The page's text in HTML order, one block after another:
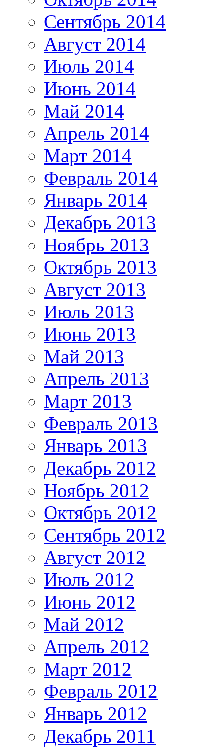
Сентябрь 2014
Август 2014
Июль 2014
Июнь 2014
Май 2014
Апрель 2014
Март 2014
Февраль 2014
Январь 2014
Декабрь 2013
Ноябрь 2013
Октябрь 2013
Август 2013
Июль 2013
Июнь 2013
Май 2013
Апрель 2013
Март 2013
Февраль 2013
Январь 2013
Декабрь 2012
Ноябрь 2012
Октябрь 2012
Сентябрь 2012
Август 2012
Июль 2012
Июнь 2012
Май 2012
Апрель 2012
Март 2012
Февраль 2012
Январь 2012
Декабрь 2011